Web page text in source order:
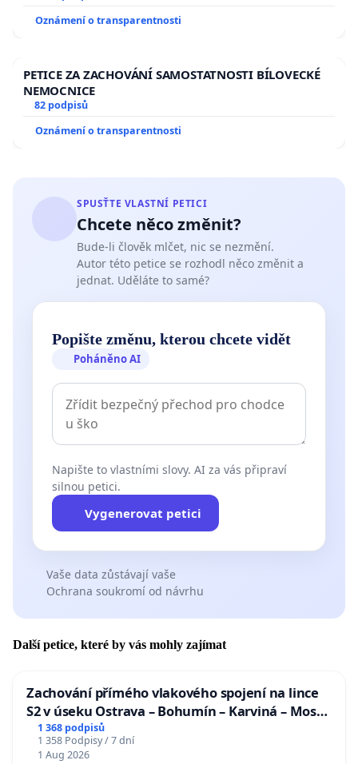
Oznámení o transparentnosti
PETICE ZA ZACHOVÁNÍ SAMOSTATNOSTI BÍLOVECKÉ
NEMOCNICE
82 podpisů
Oznámení o transparentnosti
SPUSŤTE VLASTNÍ PETICI
Chcete něco změnit?
Bude-li člověk mlčet, nic se nezmění.
Autor této petice se rozhodl něco změnit a
jednat. Uděláte to samé?
Popište změnu, kterou chcete vidět
Poháněno AI
Napište to vlastními slovy. AI za vás připraví
silnou petici.
Vygenerovat petici
Vaše data zůstávají vaše
Ochrana soukromí od návrhu
Další petice, které by vás mohly zajímat
Zachování přímého vlakového spojení na lince
S2 v úseku Ostrava – Bohumín – Karviná – Mosty
u Jablunkova
1 368 podpisů
1 358 Podpisy / 7 dní
1 Aug 2026